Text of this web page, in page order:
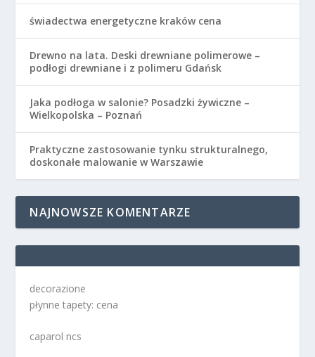
świadectwa energetyczne kraków cena
Drewno na lata. Deski drewniane polimerowe –
podłogi drewniane i z polimeru Gdańsk
Jaka podłoga w salonie? Posadzki żywiczne –
Wielkopolska – Poznań
Praktyczne zastosowanie tynku strukturalnego,
doskonałe malowanie w Warszawie
NAJNOWSZE KOMENTARZE
decorazione
płynne tapety: cena
caparol ncs